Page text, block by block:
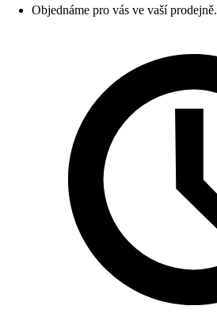
Objednáme pro vás ve vaší prodejně.